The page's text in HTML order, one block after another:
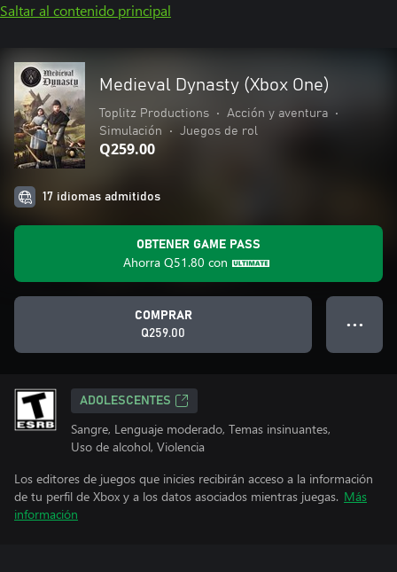
Saltar al contenido principal
Medieval Dynasty (Xbox One)
Toplitz Productions • Acción y aventura
•
Simulación
• Juegos de rol
Q259.00
17 idiomas admitidos
OBTENER GAME PASS
Ahorra Q51.80 con
COMPRAR
Q259.00
● ● ●
ADOLESCENTES
Sangre, Lenguaje moderado, Temas insinuantes,
Uso de alcohol, Violencia
Los editores de juegos que inicies recibirán acceso a la información
de tu perfil de Xbox y a los datos asociados mientras juegas. Más
información